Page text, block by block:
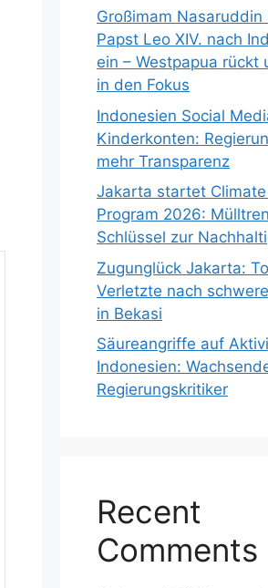
Großimam
Papst Leo XIV. nach
ein – Westpapua rückt
in den Fokus
Indonesien Social
Kinderkonten:
mehr Transparenz
Jakarta startet
Program 2026:
Schlüssel zur
Zugunglück Jakarta:
Verletzte nach
in Bekasi
Säureangriffe auf
Indonesien:
Regierungskritiker
Recent
Comments